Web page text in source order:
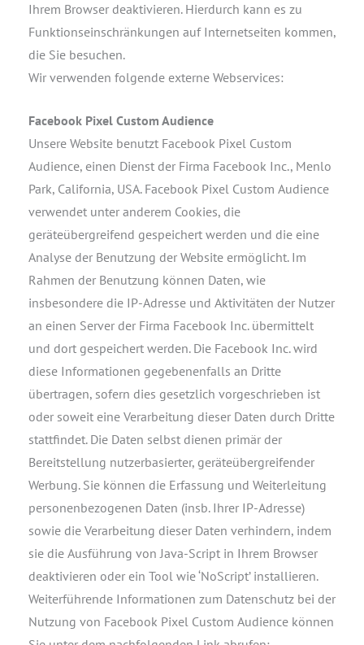
Ihrem Browser deaktivieren. Hierdurch kann es zu
Funktionseinschränkungen auf Internetseiten kommen,
die Sie besuchen.
Wir verwenden folgende externe Webservices:
Facebook Pixel Custom Audience
Unsere Website benutzt Facebook Pixel Custom
Audience, einen Dienst der Firma Facebook Inc., Menlo
Park, California, USA. Facebook Pixel Custom Audience
verwendet unter anderem Cookies, die
geräteübergreifend gespeichert werden und die eine
Analyse der Benutzung der Website ermöglicht. Im
Rahmen der Benutzung können Daten, wie
insbesondere die IP-Adresse und Aktivitäten der Nutzer
an einen Server der Firma Facebook Inc. übermittelt
und dort gespeichert werden. Die Facebook Inc. wird
diese Informationen gegebenenfalls an Dritte
übertragen, sofern dies gesetzlich vorgeschrieben ist
oder soweit eine Verarbeitung dieser Daten durch Dritte
stattfindet. Die Daten selbst dienen primär der
Bereitstellung nutzerbasierter, geräteübergreifender
Werbung. Sie können die Erfassung und Weiterleitung
personenbezogenen Daten (insb. Ihrer IP-Adresse)
sowie die Verarbeitung dieser Daten verhindern, indem
sie die Ausführung von Java-Script in Ihrem Browser
deaktivieren oder ein Tool wie ‘NoScript’ installieren.
Weiterführende Informationen zum Datenschutz bei der
Nutzung von Facebook Pixel Custom Audience können